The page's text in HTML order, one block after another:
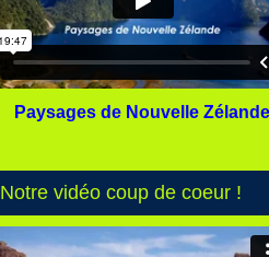
Paysages de Nouvelle Zélande
Notre vidéo coup de coeur !